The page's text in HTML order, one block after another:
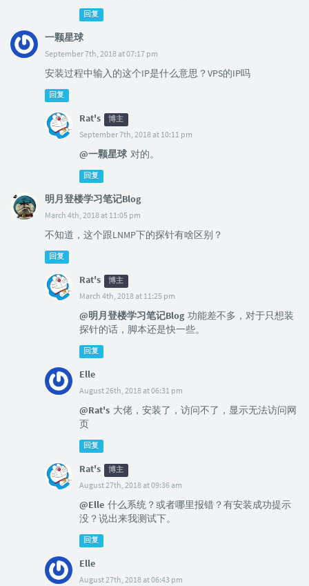
回复
一颗星球
September 7th, 2018 at 07:17 pm
安装过程中输入的这个IP是什么意思？VPS的IP吗
回复
Rat's 博主
September 7th, 2018 at 10:11 pm
@一颗星球 对的。
回复
明月登楼学习笔记Blog
March 4th, 2018 at 11:05 pm
不知道，这个跟LNMP下的探针有啥区别？
回复
Rat's 博主
March 4th, 2018 at 11:25 pm
@明月登楼学习笔记Blog 功能差不多，对于只想装
探针的话，脚本还是快一些。
回复
Elle
August 26th, 2018 at 06:31 pm
@Rat's 大佬，安装了，访问不了，显示无法访问网
页
回复
Rat's 博主
August 27th, 2018 at 09:36 am
@Elle 什么系统？或者哪里报错？有安装成功提示
没？说出来我测试下。
回复
Elle
August 27th, 2018 at 06:43 pm